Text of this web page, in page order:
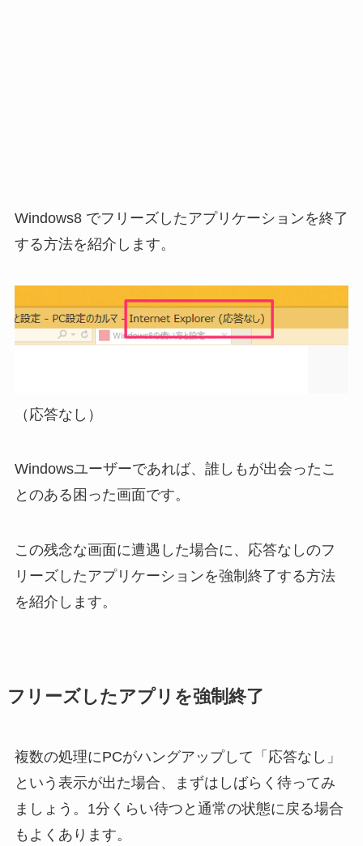
Windows8 でフリーズしたアプリケーションを終了
する方法を紹介します。
（応答なし）
Windowsユーザーであれば、誰しもが出会ったこ
とのある困った画面です。
この残念な画面に遭遇した場合に、応答なしのフ
リーズしたアプリケーションを強制終了する方法
を紹介します。
フリーズしたアプリを強制終了
複数の処理にPCがハングアップして「応答なし」
という表示が出た場合、まずはしばらく待ってみ
ましょう。1分くらい待つと通常の状態に戻る場合
もよくあります。